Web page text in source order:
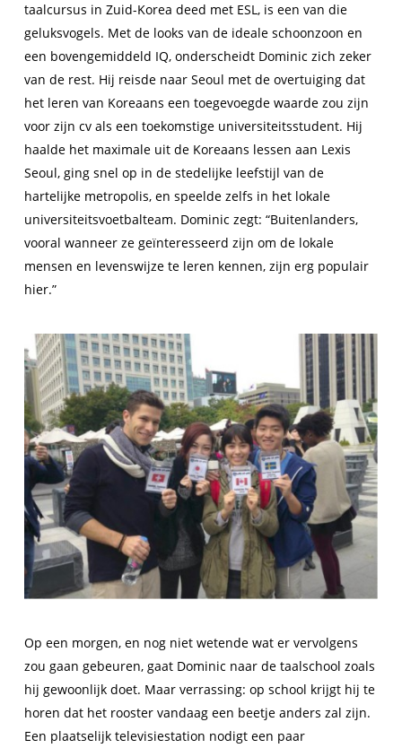
taalcursus in Zuid-Korea deed met ESL, is een van die
geluksvogels. Met de looks van de ideale schoonzoon en
een bovengemiddeld IQ, onderscheidt Dominic zich zeker
van de rest. Hij reisde naar Seoul met de overtuiging dat
het leren van Koreaans een toegevoegde waarde zou zijn
voor zijn cv als een toekomstige universiteitsstudent. Hij
haalde het maximale uit de Koreaans lessen aan Lexis
Seoul, ging snel op in de stedelijke leefstijl van de
hartelijke metropolis, en speelde zelfs in het lokale
universiteitsvoetbalteam. Dominic zegt: “Buitenlanders,
vooral wanneer ze geïnteresseerd zijn om de lokale
mensen en levenswijze te leren kennen, zijn erg populair
hier.”
Op een morgen, en nog niet wetende wat er vervolgens
zou gaan gebeuren, gaat Dominic naar de taalschool zoals
hij gewoonlijk doet. Maar verrassing: op school krijgt hij te
horen dat het rooster vandaag een beetje anders zal zijn.
Een plaatselijk televisiestation nodigt een paar